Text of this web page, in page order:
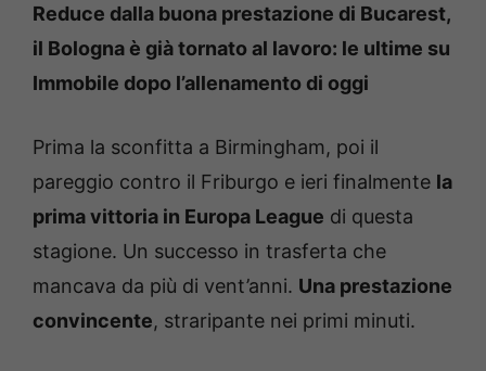
Reduce dalla buona prestazione di Bucarest,
il Bologna è già tornato al lavoro: le ultime su
Immobile dopo l’allenamento di oggi
Prima la sconfitta a Birmingham, poi il
pareggio contro il Friburgo e ieri finalmente la
prima vittoria in Europa League di questa
stagione. Un successo in trasferta che
mancava da più di vent’anni. Una prestazione
convincente, straripante nei primi minuti.